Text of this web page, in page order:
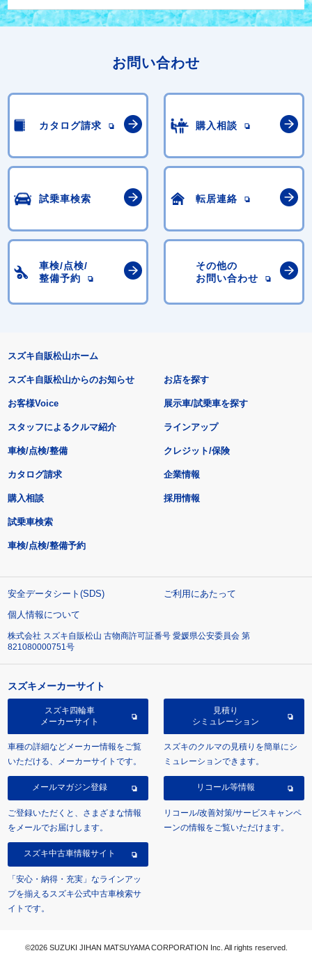
お問い合わせ
カタログ請求 購入相談
試乗車検索 転居連絡
車検/点検/
整備予約
その他の
お問い合わせ
スズキ自販松山ホーム
スズキ自販松山からのお知らせ
お客様Voice
スタッフによるクルマ紹介
お店を探す
展示車/試乗車を探す
ラインアップ
車検/点検/整備 クレジット/保険
カタログ請求
購入相談
試乗車検索
車検/点検/整備予約
企業情報
採用情報
安全データシート(SDS)
ご利用にあたって
個人情報について
株式会社 スズキ自販松山 古物商許可証番号 愛媛県公安委員会 第
821080000751号
スズキメーカーサイト
スズキ四輪車
メーカーサイト
車種の詳細などメーカー情報をご覧
いただける、メーカーサイトです。
見積り
シミュレーション
スズキのクルマの見積りを簡単にシ
ミュレーションできます。
メールマガジン登録
ご登録いただくと、さまざまな情報
をメールでお届けします。
リコール等情報
リコール/改善対策/サービスキャンペ
ーンの情報をご覧いただけます。
スズキ中古車情報サイト
「安心・納得・充実」なラインアッ
プを揃えるスズキ公式中古車検索サ
イトです。
©2026 SUZUKI JIHAN MATSUYAMA CORPORATION Inc. All rights reserved.